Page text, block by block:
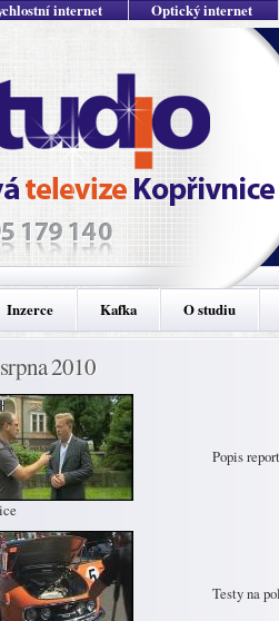
internet Optický internet
Inzerce Kafka O studiu
2010
Popis
Testy na